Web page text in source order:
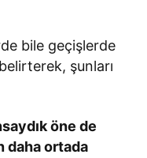
bile geçişlerde
şunları
öne de
daha ortada